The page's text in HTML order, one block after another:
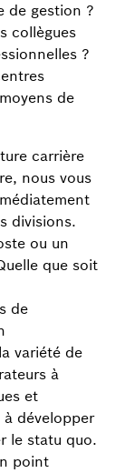
de gestion ?
collègues
?
de
carrière
nous vous
divisions.
ou un
que soit
de
variété de
à
et
développer
le statu quo.
point